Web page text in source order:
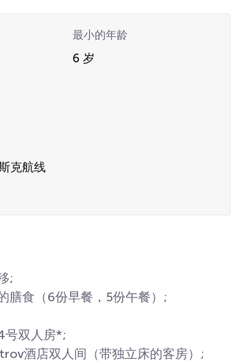
最小的年龄
6 岁
克航线
;
膳食（6份早餐，5份午餐）;
号双人房*;
酒店双人间（带独立床的客房）;